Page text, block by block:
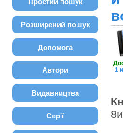
Простий пошук
Розширений пошук
Допомога
Автори
Видавництва
Серії
1